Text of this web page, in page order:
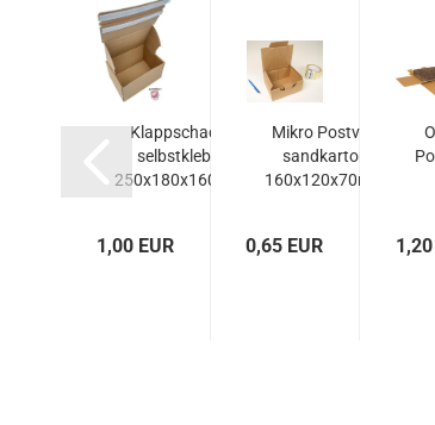
Klapp­schach­tel
selbst­kle­bend
250x180x160mm...
1,00 EUR
Mikro Post­ver­
sand­kar­ton
160x120x70mm
0,65 EUR